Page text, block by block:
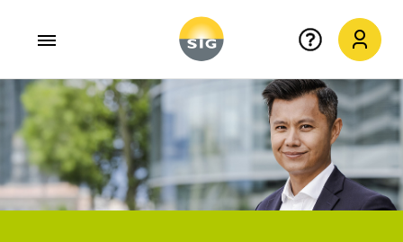
Aller au contenu principal